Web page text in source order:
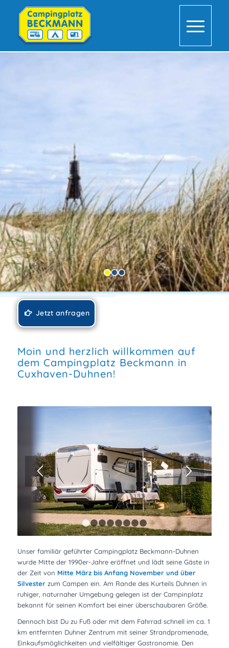
Jetzt anfragen
Moin und herzlich willkommen auf
dem Campingplatz Beckmann in
Cuxhaven-Duhnen!
1 2 3 4 5 6 7 8
Unser familiär geführter Campingplatz Beckmann-Duhnen
wurde Mitte der 1990er-Jahre eröffnet und lädt seine Gäste in
der Zeit von Mitte März bis Anfang November und über
Silvesterzum Campen ein. Am Rande des Kurteils Duhnen in
ruhiger, naturnaher Umgebung gelegen ist der Campinplatz
bekannt für seinen Komfort bei einer überschaubaren Größe.
Dennoch bist Du zu Fuß oder mit dem Fahrrad schnell im ca. 1
km entfernten Duhner Zentrum mit seiner Strandpromenade,
Einkaufsmöglichkeiten und vielfältiger Gastronomie. Den